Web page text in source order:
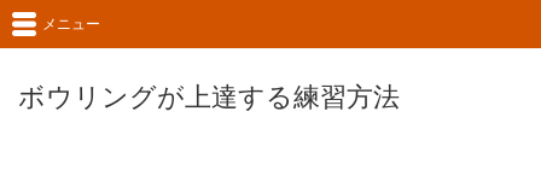
ボウリングが上達する練習方法
メニュー